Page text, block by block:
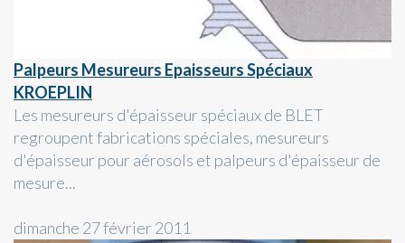
Palpeurs Mesureurs Epaisseurs Spéciaux
KROEPLIN
Les mesureurs d'épaisseur spéciaux de BLET
regroupent fabrications spéciales, mesureurs
d'épaisseur pour aérosols et palpeurs d'épaisseur de
mesure...
dimanche 27 février 2011